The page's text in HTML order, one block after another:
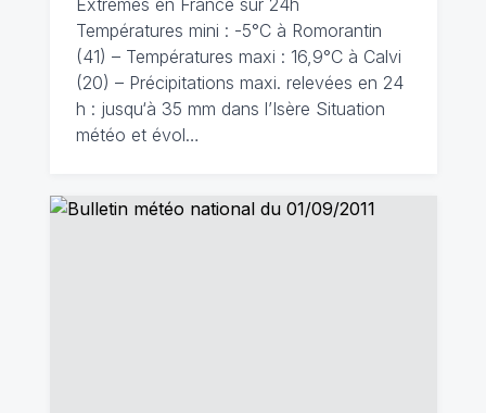
Extrêmes en France sur 24h
Températures mini : -5°C à Romorantin
(41) – Températures maxi : 16,9°C à Calvi
(20) – Précipitations maxi. relevées en 24
h : jusqu‘à 35 mm dans l’Isère Situation
météo et évol…